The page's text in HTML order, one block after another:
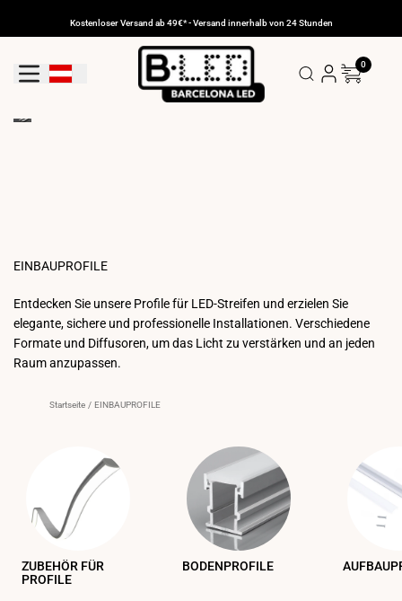
Kostenloser Versand ab 49€* - Versand innerhalb von 24 Stunden
Geolokalisierungs-Schaltfläche: Österreich
0
EINBAUPROFILE
Entdecken Sie unsere Profile für LED-Streifen und erzielen Sie
elegante, sichere und professionelle Installationen. Verschiedene
Formate und Diffusoren, um das Licht zu verstärken und an jeden
Raum anzupassen.
Startseite / EINBAUPROFILE
ZUBEHÖR FÜR
PROFILE
BODENPROFILE